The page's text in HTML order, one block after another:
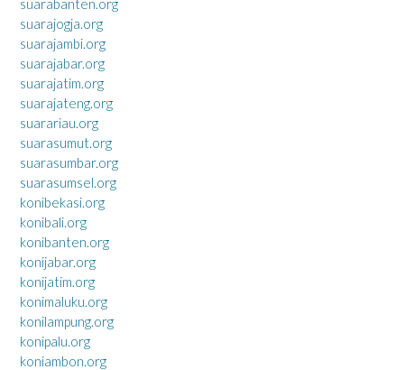
suarabanten.org
suarajogja.org
suarajambi.org
suarajabar.org
suarajatim.org
suarajateng.org
suarariau.org
suarasumut.org
suarasumbar.org
suarasumsel.org
konibekasi.org
konibali.org
konibanten.org
konijabar.org
konijatim.org
konimaluku.org
konilampung.org
konipalu.org
koniambon.org